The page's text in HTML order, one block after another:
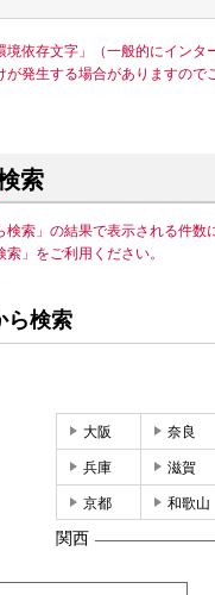
境依存文字」（一般的にイン
が発生する場合がありますので
索
検索」の結果で表示される件
索」をご利用ください。
ら検索
大阪 奈良
兵庫 滋賀
京都 和歌山
関西